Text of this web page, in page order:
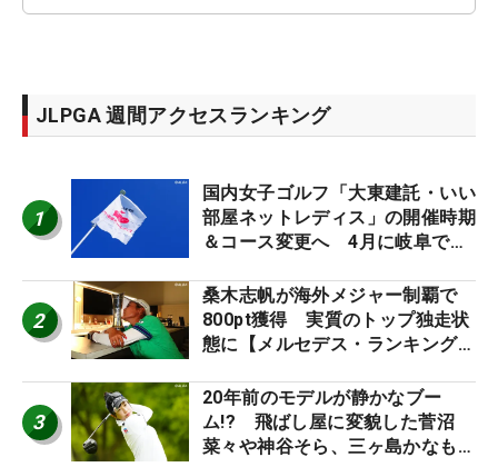
JLPGA 週間アクセスランキング
1
国内女子ゴルフ「大東建託・いい
部屋ネットレディス」の開催時期
＆コース変更へ 4月に岐阜で開
2
桑木志帆が海外メジャー制覇で
800pt獲得 実質のトップ独走状
態に【メルセデス・ランキング番
3
20年前のモデルが静かなブー
ム!? 飛ばし屋に変貌した菅沼
菜々や神谷そら、三ヶ島かなも使